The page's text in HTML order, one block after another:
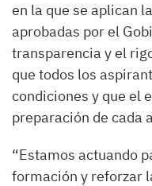
en la que se aplican
aprobadas por el
transparencia y el
que todos los
condiciones y que el
preparación de cada
“Estamos actuando
formación y reforzar